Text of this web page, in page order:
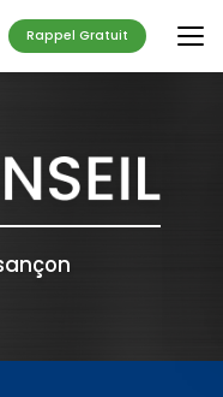
Rappel Gratuit